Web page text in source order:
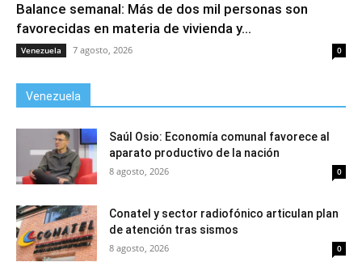
Balance semanal: Más de dos mil personas son
favorecidas en materia de vivienda y...
Venezuela 7 agosto, 2026 0
Venezuela
Saúl Osio: Economía comunal favorece al
aparato productivo de la nación
8 agosto, 2026 0
Conatel y sector radiofónico articulan plan
de atención tras sismos
8 agosto, 2026 0